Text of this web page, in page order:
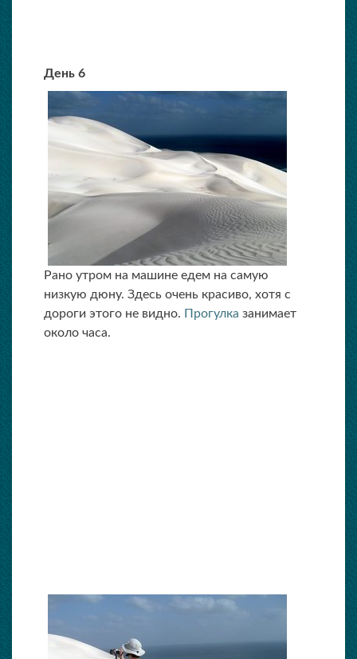
День 6
Рано утром на машине едем на самую
низкую дюну. Здесь очень красиво, хотя с
дороги этого не видно. Прогулка занимает
около часа.